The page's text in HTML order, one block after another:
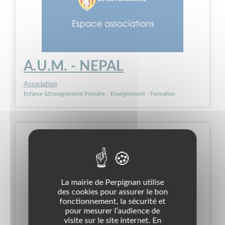
A.U.M. - NEPAL
Association
Enfance &Enseignement Primaire Enseignement - Formation
La mairie de Perpignan utilise
des cookies pour assurer le bon
fonctionnement, la sécurité et
pour mesurer l’audience de
visite sur le site internet. En